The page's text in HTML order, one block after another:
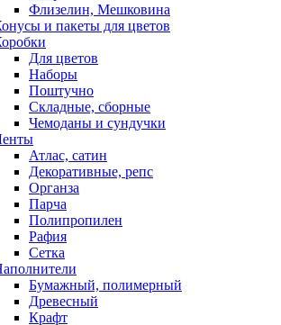
Флизелин, Мешковина
и пакеты для цветов
Для цветов
Наборы
Поштучно
Складные, сборные
Чемоданы и сундучки
Атлас, сатин
Декоративные, репс
Органза
Парча
Полипропилен
Рафия
Сетка
Бумажный, полимерный
Древесный
Крафт